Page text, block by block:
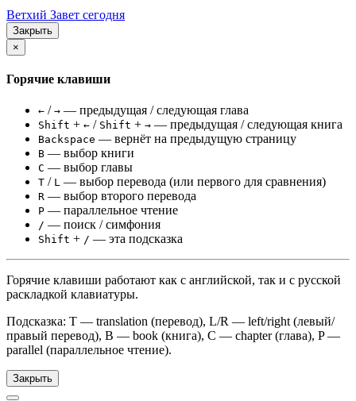
Ветхий Завет сегодня
Закрыть
×
Горячие клавиши
← / → — предыдущая / следующая глава
Shift + ← / Shift + → — предыдущая / следующая книга
Backspace — вернёт на предыдущую страницу
B — выбор книги
C — выбор главы
T / L — выбор перевода (или первого для сравнения)
R — выбор второго перевода
P — параллельное чтение
/ — поиск / симфония
Shift + / — эта подсказка
Горячие клавиши работают как с английской, так и с русской
раскладкой клавиатуры.
Подсказка: T — translation (перевод), L/R — left/right (левый/
правый перевод), B — book (книга), C — chapter (глава), P —
parallel (параллельное чтение).
Закрыть